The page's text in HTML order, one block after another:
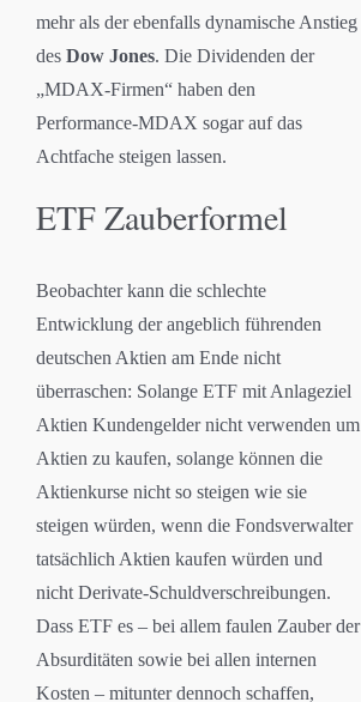
mehr als der ebenfalls dynamische Anstieg
des Dow Jones. Die Dividenden der
„MDAX-Firmen“ haben den
Performance-MDAX sogar auf das
Achtfache steigen lassen.
ETF Zauberformel
Beobachter kann die schlechte
Entwicklung der angeblich führenden
deutschen Aktien am Ende nicht
überraschen: Solange ETF mit Anlageziel
Aktien Kundengelder nicht verwenden um
Aktien zu kaufen, solange können die
Aktienkurse nicht so steigen wie sie
steigen würden, wenn die Fondsverwalter
tatsächlich Aktien kaufen würden und
nicht Derivate-Schuldverschreibungen.
Dass ETF es – bei allem faulen Zauber der
Absurditäten sowie bei allen internen
Kosten – mitunter dennoch schaffen,